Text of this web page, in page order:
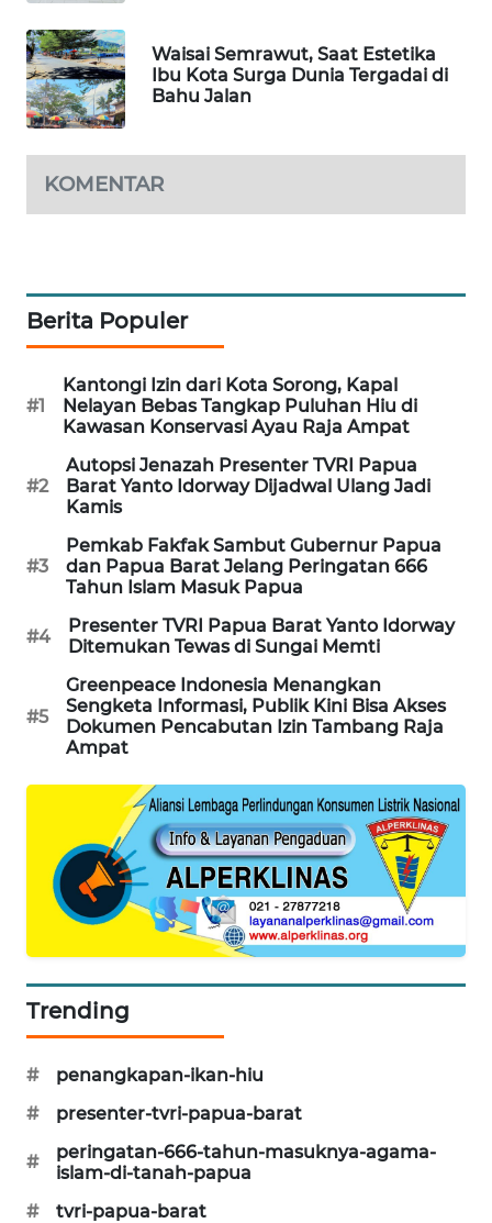
Waisai Semrawut, Saat Estetika
Ibu Kota Surga Dunia Tergadai di
Bahu Jalan
KOMENTAR
Berita Populer
#1
Kantongi Izin dari Kota Sorong, Kapal
Nelayan Bebas Tangkap Puluhan Hiu di
Kawasan Konservasi Ayau Raja Ampat
#2
Autopsi Jenazah Presenter TVRI Papua
Barat Yanto Idorway Dijadwal Ulang Jadi
Kamis
#3
Pemkab Fakfak Sambut Gubernur Papua
dan Papua Barat Jelang Peringatan 666
Tahun Islam Masuk Papua
#4
Presenter TVRI Papua Barat Yanto Idorway
Ditemukan Tewas di Sungai Memti
#5
Greenpeace Indonesia Menangkan
Sengketa Informasi, Publik Kini Bisa Akses
Dokumen Pencabutan Izin Tambang Raja
Ampat
Trending
#
penangkapan-ikan-hiu
#
presenter-tvri-papua-barat
#
peringatan-666-tahun-masuknya-agama-
islam-di-tanah-papua
#
tvri-papua-barat
WAHANA
UMKM
WAHANA
SELEB
WAHANA
WAHANA
OTOMOTIF
WAHANA
HEALTH
WAHANA
DESA
WISATA
LAPAK
WAHANA
Wahana
KONSUMEN
LISTRIK
MASYARAKAT
KELISTRIKAN
WALINKI
ID
MAWAKA
ID
MARTABAT
PLN
WATCH
MKLI